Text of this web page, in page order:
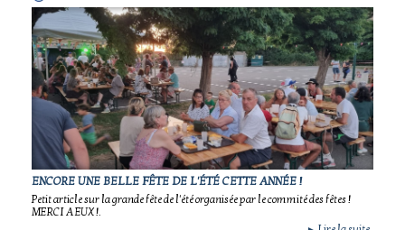
ENCORE UNE BELLE FÊTE DE L'ÉTÉ CETTE ANNÉE !
Petit article sur la grande fête de l'été organisée par le commité des fêtes !
MERCI A EUX !.